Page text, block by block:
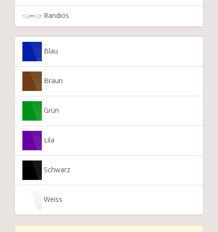
Randios
Blau
Braun
Grün
Lila
Schwarz
Weiss